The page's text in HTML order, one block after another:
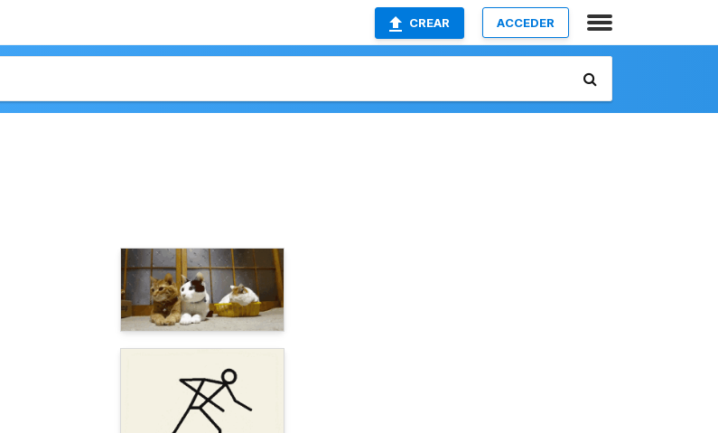
CREAR ACCEDER